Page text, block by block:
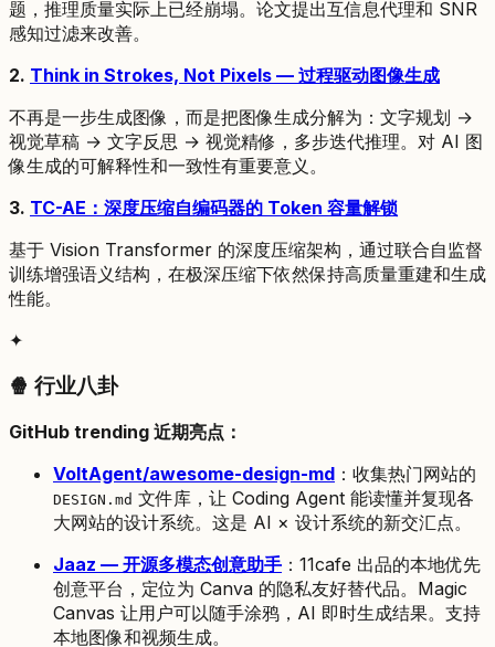
题，推理质量实际上已经崩塌。论文提出互信息代理和 SNR
感知过滤来改善。
2. Think in Strokes, Not Pixels — 过程驱动图像生成
不再是一步生成图像，而是把图像生成分解为：文字规划 →
视觉草稿 → 文字反思 → 视觉精修，多步迭代推理。对 AI 图
像生成的可解释性和一致性有重要意义。
3. TC-AE：深度压缩自编码器的 Token 容量解锁
基于 Vision Transformer 的深度压缩架构，通过联合自监督
训练增强语义结构，在极深压缩下依然保持高质量重建和生成
性能。
✦
🍿 行业八卦
GitHub trending 近期亮点：
VoltAgent/awesome-design-md ：收集热门网站的
DESIGN.md 文件库，让 Coding Agent 能读懂并复现各
大网站的设计系统。这是 AI × 设计系统的新交汇点。
Jaaz — 开源多模态创意助手 ：11cafe 出品的本地优先
创意平台，定位为 Canva 的隐私友好替代品。Magic
Canvas 让用户可以随手涂鸦，AI 即时生成结果。支持
本地图像和视频生成。